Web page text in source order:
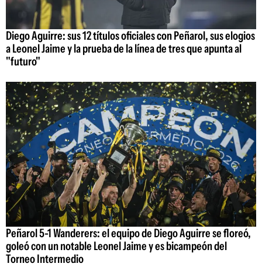
Diego Aguirre: sus 12 títulos oficiales con Peñarol, sus elogios
a Leonel Jaime y la prueba de la línea de tres que apunta al
"futuro"
Peñarol 5-1 Wanderers: el equipo de Diego Aguirre se floreó,
goleó con un notable Leonel Jaime y es bicampeón del
Torneo Intermedio